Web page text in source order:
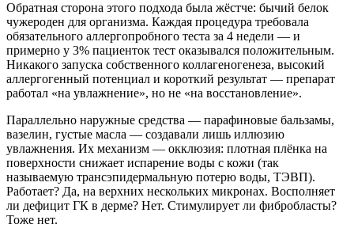
Обратная сторона этого подхода была жёстче: бычий белок
чужероден для организма. Каждая процедура требовала
обязательного аллергопробного теста за 4 недели — и
примерно у 3% пациенток тест оказывался положительным.
Никакого запуска собственного коллагеногенеза, высокий
аллергогенный потенциал и короткий результат — препарат
работал «на увлажнение», но не «на восстановление».
Параллельно наружные средства — парафиновые бальзамы,
вазелин, густые масла — создавали лишь иллюзию
увлажнения. Их механизм — окклюзия: плотная плёнка на
поверхности снижает испарение воды с кожи (так
называемую трансэпидермальную потерю воды, ТЭВП).
Работает? Да, на верхних нескольких микронах. Восполняет
ли дефицит ГК в дерме? Нет. Стимулирует ли фибробласты?
Тоже нет.